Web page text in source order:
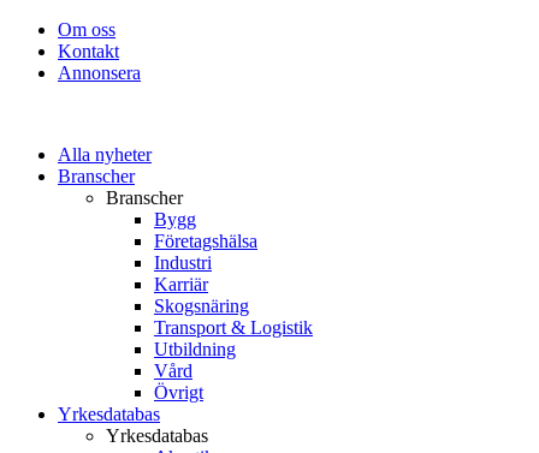
Om oss
Kontakt
Annonsera
Alla nyheter
Branscher
Branscher
Bygg
Företagshälsa
Industri
Karriär
Skogsnäring
Transport & Logistik
Utbildning
Vård
Övrigt
Yrkesdatabas
Yrkesdatabas